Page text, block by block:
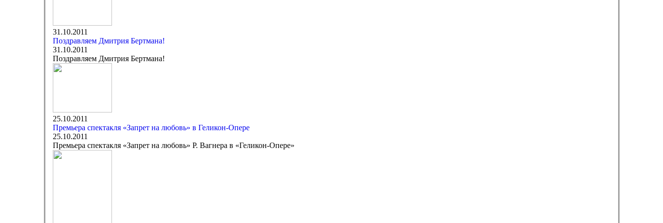
31.10.2011
Поздравляем Дмитрия Бертмана!
31.10.2011
Поздравляем Дмитрия Бертмана!
25.10.2011
Премьера спектакля «Запрет на любовь» в Геликон-Опере
25.10.2011
Премьера спектакля «Запрет на любовь» Р. Вагнера в «Геликон-Опере»